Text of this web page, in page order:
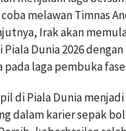
melawan Timnas
Irak akan
Dunia 2026
pada laga pembuka
di Piala Dunia
dalam karier sepak